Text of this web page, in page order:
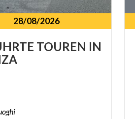
28/08/2026
TOUREN IN